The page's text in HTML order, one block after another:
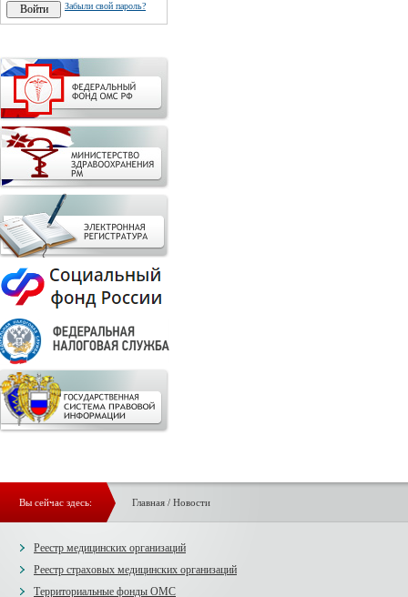
Забыли свой пароль?
Вы сейчас здесь: Главная/ Новости
Реестр медицинских организаций
Реестр страховых медицинских организаций
Территориальные фонды ОМС